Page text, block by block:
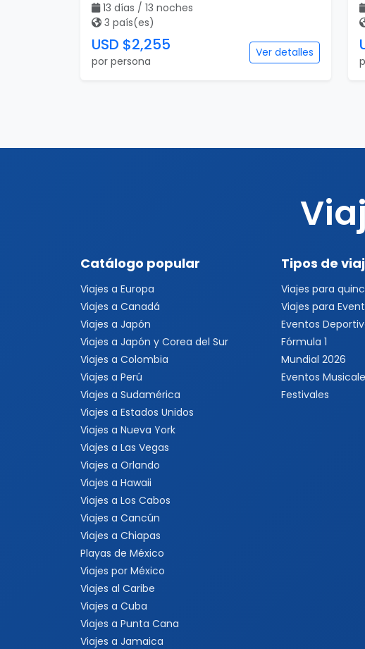
13 días / 13 noches
3 país(es)
USD $2,255
por persona
Ver detalles
Catálogo popular
Viajes a Europa
Viajes a Canadá
Viajes a Japón
Viajes a Japón y Corea del Sur
Viajes a Colombia
Viajes a Perú
Viajes a Sudamérica
Viajes a Estados Unidos
Viajes a Nueva York
Viajes a Las Vegas
Viajes a Orlando
Viajes a Hawaii
Viajes a Los Cabos
Viajes a Cancún
Viajes a Chiapas
Playas de México
Viajes por México
Viajes al Caribe
Viajes a Cuba
Viajes a Punta Cana
Viajes a Jamaica
Tipos de
Viajes para
Viajes para
Eventos
Fórmula 1
Mundial 2026
Eventos
Festivales